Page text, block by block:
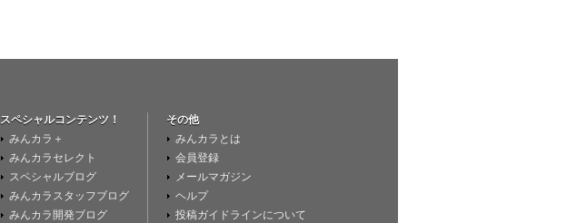
スペシャルコンテンツ！
みんカラ＋
みんカラセレクト
スペシャルブログ
みんカラスタッフブログ
みんカラ開発ブログ
その他
みんカラとは
会員登録
メールマガジン
ヘルプ
投稿ガイドラインについて